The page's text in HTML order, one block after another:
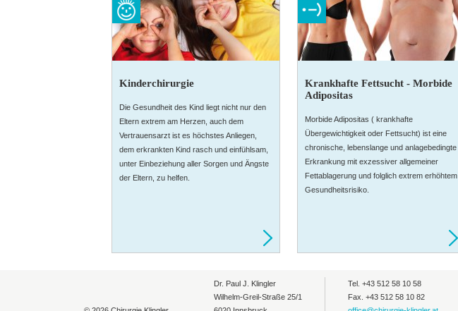
Kinderchirurgie
Die Gesundheit des Kind liegt nicht nur den
Eltern extrem am Herzen, auch dem
Vertrauensarzt ist es höchstes Anliegen,
dem erkrankten Kind rasch und einfühlsam,
unter Einbeziehung aller Sorgen und Ängste
der Eltern, zu helfen.
Krankhafte Fettsucht - Morbide
Adipositas
Morbide Adipositas ( krankhafte
Übergewichtigkeit oder Fettsucht) ist eine
chronische, lebenslange und anlagebedingte
Erkrankung mit exzessiver allgemeiner
Fettablagerung und folglich extrem erhöhtem
Gesundheitsrisiko.
Dr. Paul J. Klingler
Wilhelm-Greil-Straße 25/1
Tel. +43 512 58 10 58
Fax. +43 512 58 10 82